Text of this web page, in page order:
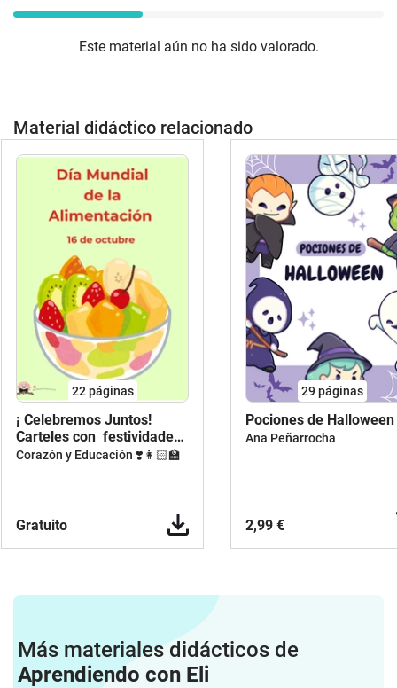
Este material aún no ha sido valorado.
Material didáctico relacionado
22páginas
¡ Celebremos Juntos!
Carteles con festividades
escolares
Corazón y Educación ❣️👩🏻‍🏫
Gratuito
29páginas
Pociones de Halloween
Ana Peñarrocha
2,99 €
Más materiales didácticos de
Aprendiendo con Eli